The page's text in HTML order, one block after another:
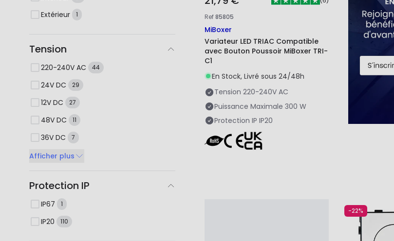
Extérieur 1
Tension
220-240V AC 44
24V DC 29
12V DC 27
48V DC 11
36V DC 7
Afficher plus
Protection IP
IP67 1
IP20 110
Ref85805
MiBoxer
Variateur LED TRIAC Compatible
avec Bouton Poussoir MiBoxer TRI-
C1
En Stock, Livré sous 24/48h
Tension 220-240V AC
Puissance Maximale 300 W
Protection IP IP20
-22%